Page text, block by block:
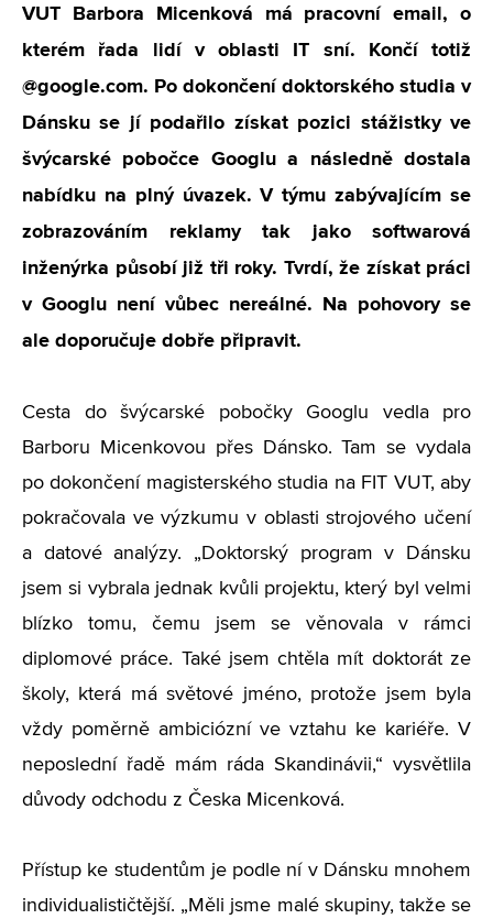
VUT Barbora Micenková má pracovní email, o
kterém řada lidí v oblasti IT sní. Končí totiž
@google.com. Po dokončení doktorského studia v
Dánsku se jí podařilo získat pozici stážistky ve
švýcarské pobočce Googlu a následně dostala
nabídku na plný úvazek. V týmu zabývajícím se
zobrazováním reklamy tak jako softwarová
inženýrka působí již tři roky. Tvrdí, že získat práci
v Googlu není vůbec nereálné. Na pohovory se
ale doporučuje dobře připravit.
Cesta do švýcarské pobočky Googlu vedla pro
Barboru Micenkovou přes Dánsko. Tam se vydala
po dokončení magisterského studia na FIT VUT, aby
pokračovala ve výzkumu v oblasti strojového učení
a datové analýzy. „Doktorský program v Dánsku
jsem si vybrala jednak kvůli projektu, který byl velmi
blízko tomu, čemu jsem se věnovala v rámci
diplomové práce. Také jsem chtěla mít doktorát ze
školy, která má světové jméno, protože jsem byla
vždy poměrně ambiciózní ve vztahu ke kariéře. V
neposlední řadě mám ráda Skandinávii,“ vysvětlila
důvody odchodu z Česka Micenková.
Přístup ke studentům je podle ní v Dánsku mnohem
individualističtější. „Měli jsme malé skupiny, takže se